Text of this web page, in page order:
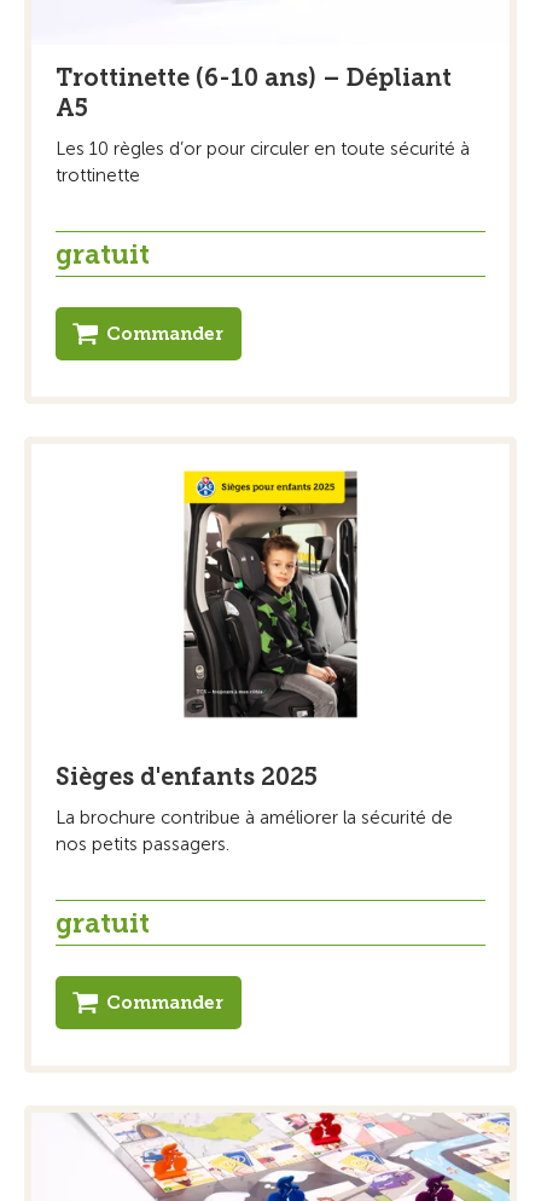
Trottinette (6-10 ans) – Dépliant
A5
Les 10 règles d’or pour circuler en toute sécurité à
trottinette
gratuit
Commander
Sièges d'enfants 2025
La brochure contribue à améliorer la sécurité de
nos petits passagers.
gratuit
Commander